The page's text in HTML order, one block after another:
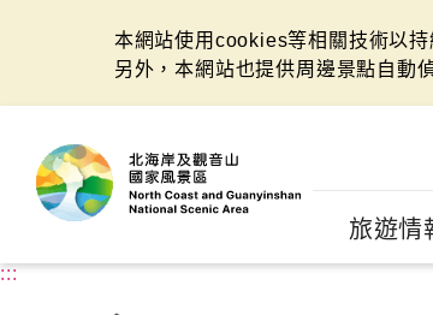
本網站使用cookies等相關技術以
另外，本網站也提供周邊景點自動
旅遊情
:::